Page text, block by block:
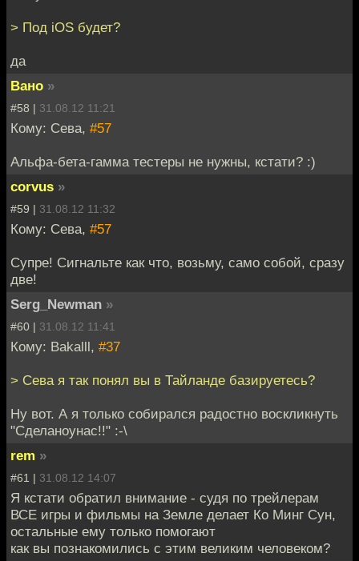
> Под iOS будет?
да
Вано »
#58 | 31.08.12 11:21
Кому: Сева, #57
Альфа-бета-гамма тестеры не нужны, кстати? :)
corvus »
#59 | 31.08.12 11:32
Кому: Сева, #57
Супре! Сигнальте как что, возьму, само собой, сразу
две!
Serg_Newman »
#60 | 31.08.12 11:41
Кому: Bakalll, #37
> Сева я так понял вы в Тайланде базируетесь?
Ну вот. А я только собирался радостно воскликнуть
"Сделаноунас!!" :-\
rem »
#61 | 31.08.12 14:07
Я кстати обратил внимание - судя по трейлерам
ВСЕ игры и фильмы на Земле делает Ко Минг Сун,
остальные ему только помогают
как вы познакомились с этим великим человеком?